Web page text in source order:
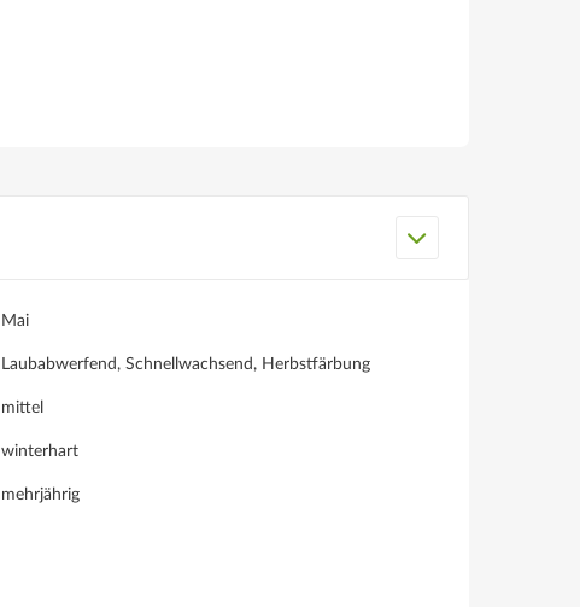
Mai
Laubabwerfend, Schnellwachsend, Herbstfärbung
mittel
winterhart
mehrjährig